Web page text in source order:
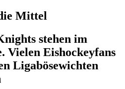
Mittel
stehen im
Vielen Eishockeyfans
Ligabösewichten